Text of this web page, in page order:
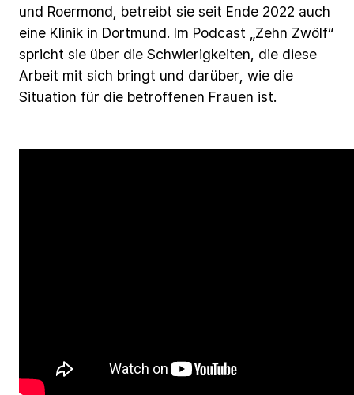
und Roermond, betreibt sie seit Ende 2022 auch
eine Klinik in Dortmund. Im Podcast „Zehn Zwölf“
spricht sie über die Schwierigkeiten, die diese
Arbeit mit sich bringt und darüber, wie die
Situation für die betroffenen Frauen ist.